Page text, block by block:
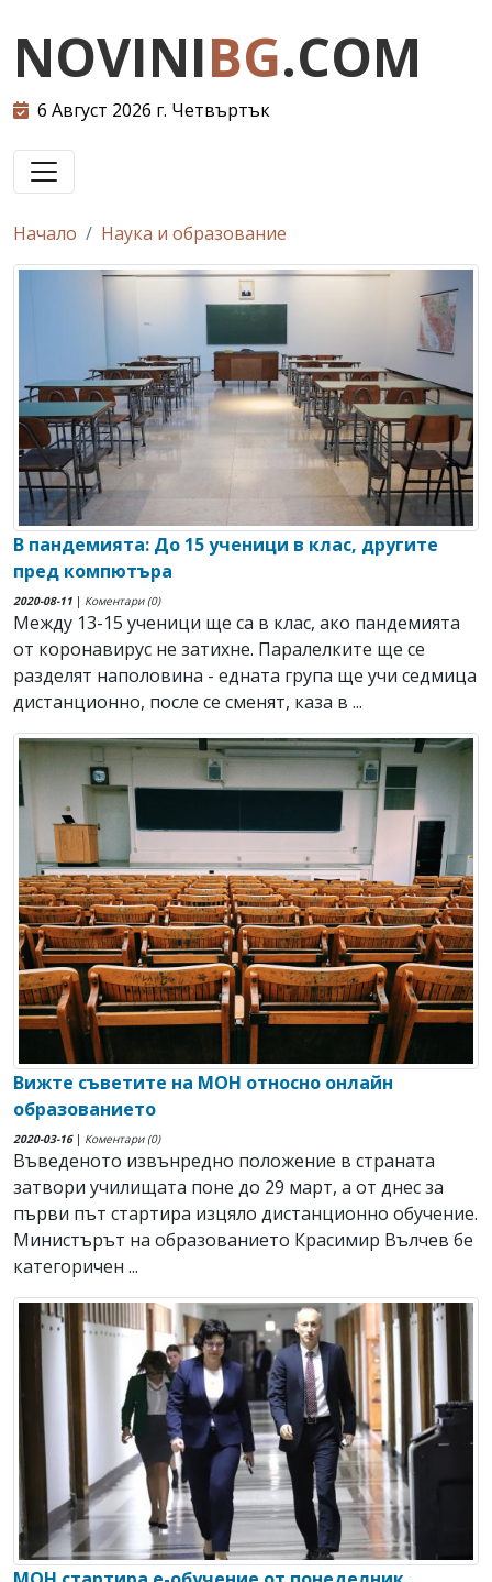
NOVINIBG.COM
6 Август 2026 г. Четвъртък
Начало Наука и образование
В пандемията: До 15 ученици в клас, другите
пред компютъра
2020-08-11 | Коментари (0)
Между 13-15 ученици ще са в клас, ако пандемията
от коронавирус не затихне. Паралелките ще се
разделят наполовина - едната група ще учи седмица
дистанционно, после се сменят, каза в ...
Вижте съветите на МОН относно онлайн
образованието
2020-03-16| Коментари (0)
Въведеното извънредно положение в страната
затвори училищата поне до 29 март, а от днес за
първи път стартира изцяло дистанционно обучение.
Министърът на образованието Красимир Вълчев бе
категоричен ...